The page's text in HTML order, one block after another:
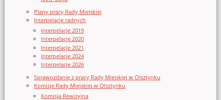
Plany pracy Rady Miejskiej
Interpelacje radnych
Interpelacje 2019
Interpelacje 2020
Interpelacje 2021
Interpelacje 2024
Interpelacje 2026
Sprawozdanie z pracy Rady Miejskiej w Olsztynku
Komisje Rady Miejskiej w Olsztynku
Komisja Rewizyjna